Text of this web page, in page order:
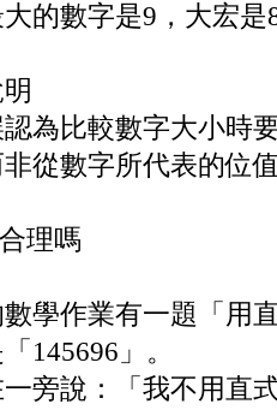
的數字是9，大宏
為比較數字大小時
從數字所代表的位
理嗎
學作業有一題「用
145696」。
旁說：「我不用直